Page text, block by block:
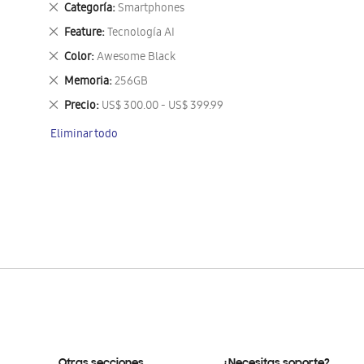
Categoría Smartphones
Eliminar
este
artículo
Feature Tecnología AI
Eliminar
este
artículo
Color Awesome Black
Eliminar
este
artículo
Memoria 256GB
Eliminar
este
artículo
Precio US$ 300.00 - US$ 399.99
Eliminar
artículo
Eliminar todo